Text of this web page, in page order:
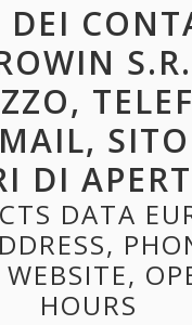
DEI
DI
DATA
HOURS